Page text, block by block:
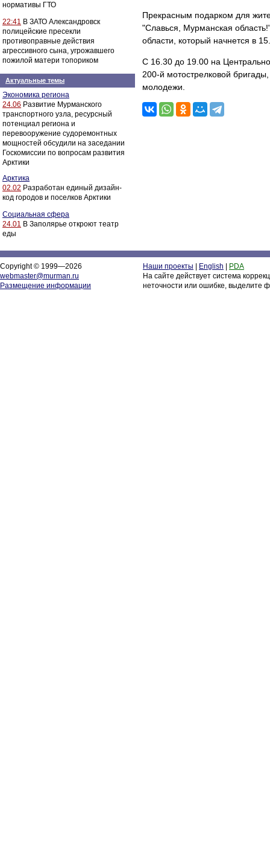
нормативы ГТО
22:41 В ЗАТО Александровск
полицейские пресекли
противоправные действия
агрессивного сына, угрожавшего
пожилой матери топориком
Актуальные темы
Экономика региона
24.06 Развитие Мурманского
транспортного узла, ресурсный
потенциал региона и
перевооружение судоремонтных
мощностей обсудили на заседании
Госкомиссии по вопросам развития
Арктики
Арктика
02.02 Разработан единый дизайн-
код городов и поселков Арктики
Социальная сфера
24.01 В Заполярье откроют театр
еды
Прекрасным подарком для
"Славься, Мурманская
области, который начнется в
С 16.30 до 19.00 на
200-й мотострелковой
молодежи.
Copyright © 1999—2026
webmaster@murman.ru
Размещение информации
Наши проекты English
PDA
На сайте действует система
неточности или ошибке, выделите